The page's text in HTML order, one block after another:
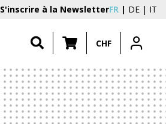
S'inscrire à la NewsletterFR DE IT
CHF